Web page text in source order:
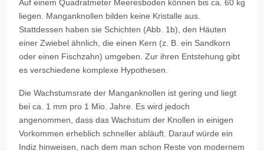
Auf einem Quadratmeter Meeresboden können bis ca. 60 kg
liegen. Manganknollen bilden keine Kristalle aus.
Stattdessen haben sie Schichten (Abb. 1b), den Häuten
einer Zwiebel ähnlich, die einen Kern (z. B. ein Sandkorn
oder einen Fischzahn) umgeben. Zur ihren Entstehung gibt
es verschiedene komplexe Hypothesen.
Die Wachstumsrate der Manganknollen ist gering und liegt
bei ca. 1 mm pro 1 Mio. Jahre. Es wird jedoch
angenommen, dass das Wachstum der Knollen in einigen
Vorkommen erheblich schneller abläuft. Darauf würde ein
Indiz hinweisen, nach dem man schon Reste von modernem